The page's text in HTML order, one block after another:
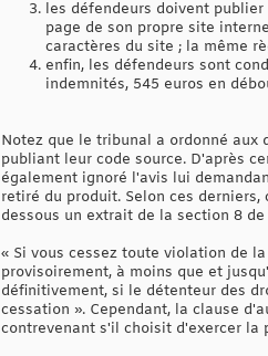
les défendeurs doivent
page de son propre site
caractères du site ; la même
enfin, les défendeurs sont
indemnités, 545 euros en
Notez que le tribunal a ordonné aux
publiant leur code source. D'après
également ignoré l'avis lui
retiré du produit. Selon ces
dessous un extrait de la section 8 de
« Si vous cessez toute violation de
provisoirement, à moins que et
définitivement, si le détenteur des
cessation ». Cependant, la clause
contrevenant s'il choisit d'exercer la